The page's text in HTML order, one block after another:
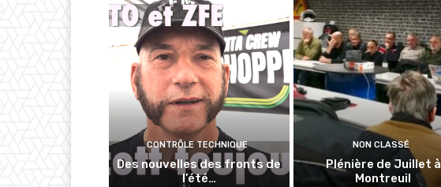
CONTRÔLE TECHNIQUE
Des nouvelles des fronts de
l’été…
NON CLASSÉ
Plénière de Juillet à
Montreuil